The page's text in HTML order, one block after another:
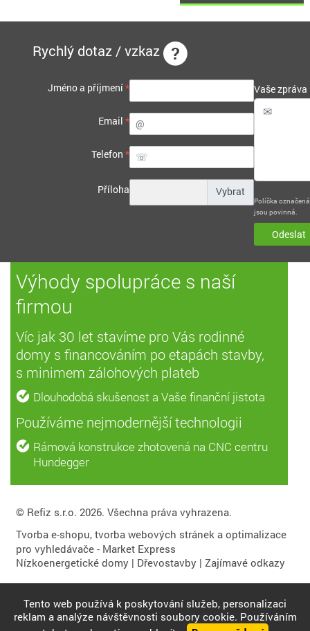
Rychlý dotaz / vzkaz
Jméno a příjmení*
Email *
Telefon *
Příloha
Vaše zpráva
Políčka
jsou povinná.
Odeslat
Výhody spolupráce s naší
firmou
Víc jak 30 let stavíme pro Vás rodinné
domy s financováním po etapách stavby,
s minimem zálohových plateb
Dlouhodobá skušenost a Vaše finanční jistota
Používáme nejmodernější technologii
Rámová konstrukce zhotovená na CNC centru
Hundegger
© Refiz s.r.o. 2026. Všechna práva vyhrazena.
Tvorba e-shopu,tvorba webových stránek aoptimalizace
pro vyhledávače - Market Express
Nízkoenergetické domy | Dřevostavby |Zajímavé odkazy
Tento web používá k poskytování služeb, personalizaci
reklam a analýze návštěvnosti soubory cookie. Používáním